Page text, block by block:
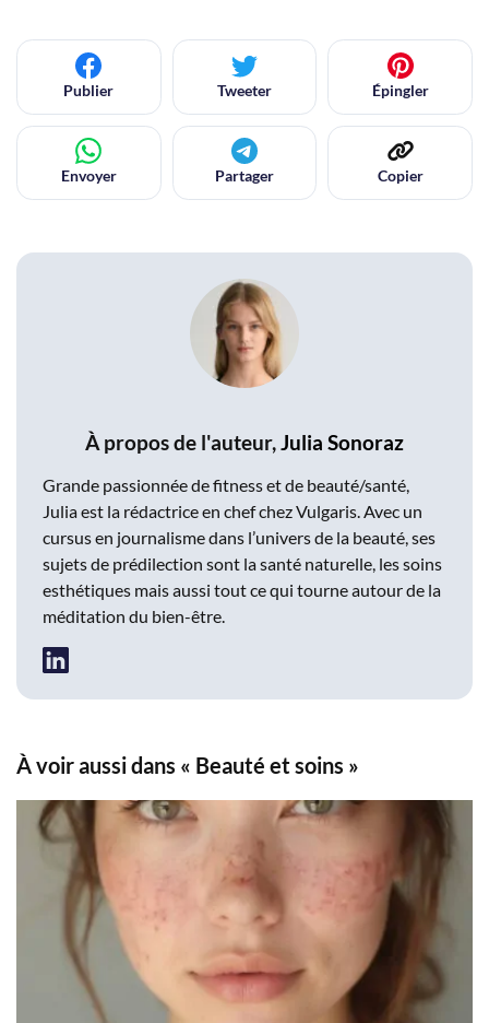
Publier Tweeter Épingler
Envoyer Partager Copier
À propos de l'auteur,Julia Sonoraz
Grande passionnée de fitness et de beauté/santé,
Julia est la rédactrice en chef chez Vulgaris. Avec un
cursus en journalisme dans l’univers de la beauté, ses
sujets de prédilection sont la santé naturelle, les soins
esthétiques mais aussi tout ce qui tourne autour de la
méditation du bien-être.
À voir aussi dans « Beauté et soins »